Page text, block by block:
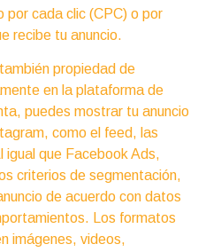
por cada clic (CPC) o por
recibe tu anuncio.
propiedad de
en la plataforma de
puedes mostrar tu anuncio
como el feed, las
igual que Facebook Ads,
criterios de segmentación,
de acuerdo con datos
Los formatos
imágenes, videos,